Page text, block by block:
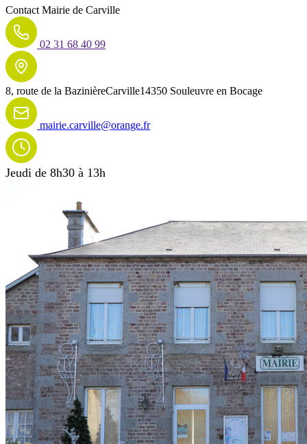
Contact Mairie de Carville
02 31 68 40 99
8, route de la BazinièreCarville14350 Souleuvre en Bocage
mairie.carville@orange.fr
Jeudi de 8h30 à 13h